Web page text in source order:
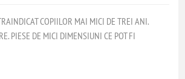
COPIILOR MAI MICI DE TREI ANI.
PIESE DE MICI DIMENSIUNI CE POT FI